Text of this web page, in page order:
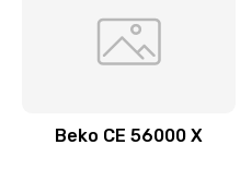
Beko CE 56000 X